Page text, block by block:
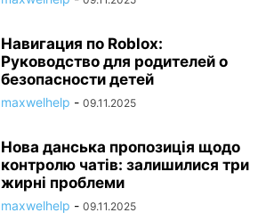
Навигация по Roblox:
Руководство для родителей о
безопасности детей
maxwelhelp - 09.11.2025
Нова данська пропозиція щодо
контролю чатів: залишилися три
жирні проблеми
maxwelhelp - 09.11.2025